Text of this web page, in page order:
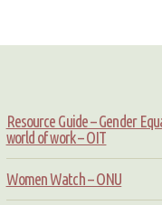
Resource Guide – Gender
world of work – OIT
Women Watch – ONU